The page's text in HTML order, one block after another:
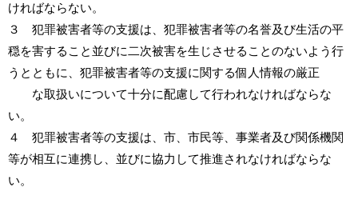
ければならない。
３ 犯罪被害者等の支援は、犯罪被害者等の名誉及び生活の平
穏を害すること並びに二次被害を生じさせることのないよう行
うとともに、犯罪被害者等の支援に関する個人情報の厳正
な取扱いについて十分に配慮して行われなければならな
い。
４ 犯罪被害者等の支援は、市、市民等、事業者及び関係機関
等が相互に連携し、並びに協力して推進されなければならな
い。